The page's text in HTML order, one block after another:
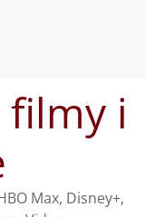
i
Max, Disney+,